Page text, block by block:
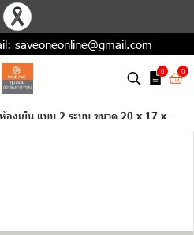
saveoneonline@gmail.com
0 0
ห้องเย็น แบบ 2 ระบบ ขนาด 20 x 17 x 5.5 เมตร